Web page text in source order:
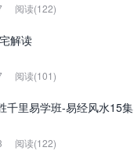
阅读(122)
解读
阅读(101)
千里易学班-易经风水15集
阅读(122)